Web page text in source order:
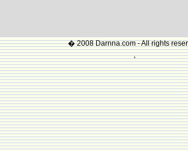
� 2008 Darnna.com - All rights
'